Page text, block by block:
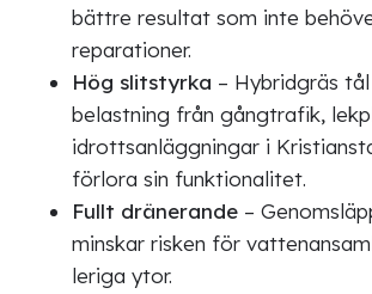
bättre resultat som inte
reparationer.
Hög slitstyrka – Hybridgräs
belastning från gångtrafik,
idrottsanläggningar i
förlora sin funktionalitet.
Fullt dränerande –
minskar risken för
leriga ytor.